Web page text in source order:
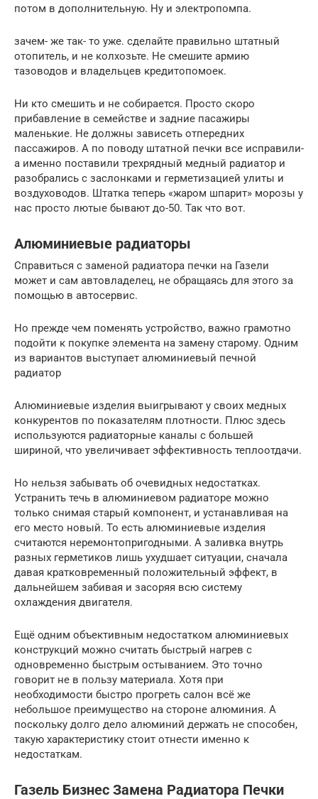
потом в дополнительную. Ну и электропомпа.
зачем- же так- то уже. сделайте правильно штатный
отопитель, и не колхозьте. Не смешите армию
тазоводов и владельцев кредитопомоек.
Ни кто смешить и не собирается. Просто скоро
прибавление в семействе и задние пасажиры
маленькие. Не должны зависеть отпередних
пассажиров. А по поводу штатной печки все исправили-
а именно поставили трехрядный медный радиатор и
разобрались с заслонками и герметизацией улиты и
воздуховодов. Штатка теперь «жаром шпарит» морозы у
нас просто лютые бывают до-50. Так что вот.
Алюминиевые радиаторы
Справиться с заменой радиатора печки на Газели
может и сам автовладелец, не обращаясь для этого за
помощью в автосервис.
Но прежде чем поменять устройство, важно грамотно
подойти к покупке элемента на замену старому. Одним
из вариантов выступает алюминиевый печной
радиатор
Алюминиевые изделия выигрывают у своих медных
конкурентов по показателям плотности. Плюс здесь
используются радиаторные каналы с большей
шириной, что увеличивает эффективность теплоотдачи.
Но нельзя забывать об очевидных недостатках.
Устранить течь в алюминиевом радиаторе можно
только снимая старый компонент, и устанавливая на
его место новый. То есть алюминиевые изделия
считаются неремонтопригодными. А заливка внутрь
разных герметиков лишь ухудшает ситуации, сначала
давая кратковременный положительный эффект, в
дальнейшем забивая и засоряя всю систему
охлаждения двигателя.
Ещё одним объективным недостатком алюминиевых
конструкций можно считать быстрый нагрев с
одновременно быстрым остыванием. Это точно
говорит не в пользу материала. Хотя при
необходимости быстро прогреть салон всё же
небольшое преимущество на стороне алюминия. А
поскольку долго дело алюминий держать не способен,
такую характеристику стоит отнести именно к
недостаткам.
Газель Бизнес Замена Радиатора Печки